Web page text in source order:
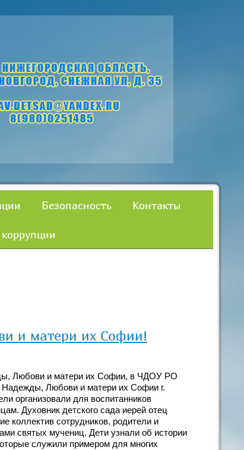
Безопасность Контакты
и матери их Софии!
Любови и матери их Софии, в ЧДОУ РО
Любови и матери их Софии г.
организовали для воспитанников
Духовник детского сада иерей отец
коллектив сотрудников, родители и
святых мучениц. Дети узнали об истории
служили примером для многих